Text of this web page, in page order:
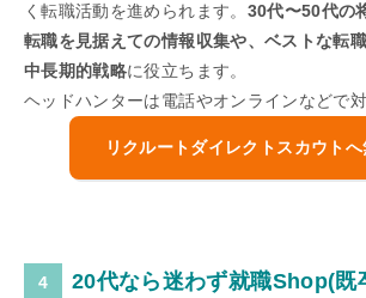
く転職活動を進められます。 30代〜50代の
転職を見据えての情報収集や、ベストな転
中長期的戦略に役立ちます。
ヘッドハンターは電話やオンラインなどで対
リクルートダイレクトスカウト
20代なら迷わず就職Shop(既